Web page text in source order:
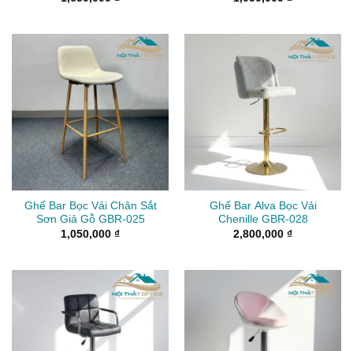
Ghế Bar Bọc Vải Chân Sắt
Sơn Giả Gỗ GBR-025
1,050,000 ₫
Ghế Bar Alva Bọc Vải
Chenille GBR-028
2,800,000 ₫